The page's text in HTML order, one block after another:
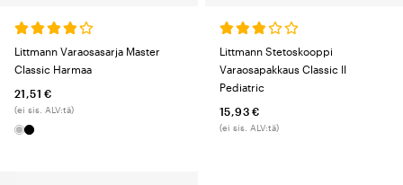
Littmann Varaosasarja Master
Classic Harmaa
21,51 €
(ei sis. ALV:tä)
Littmann Stetoskooppi
Varaosapakkaus Classic II
Pediatric
15,93 €
(ei sis. ALV:tä)